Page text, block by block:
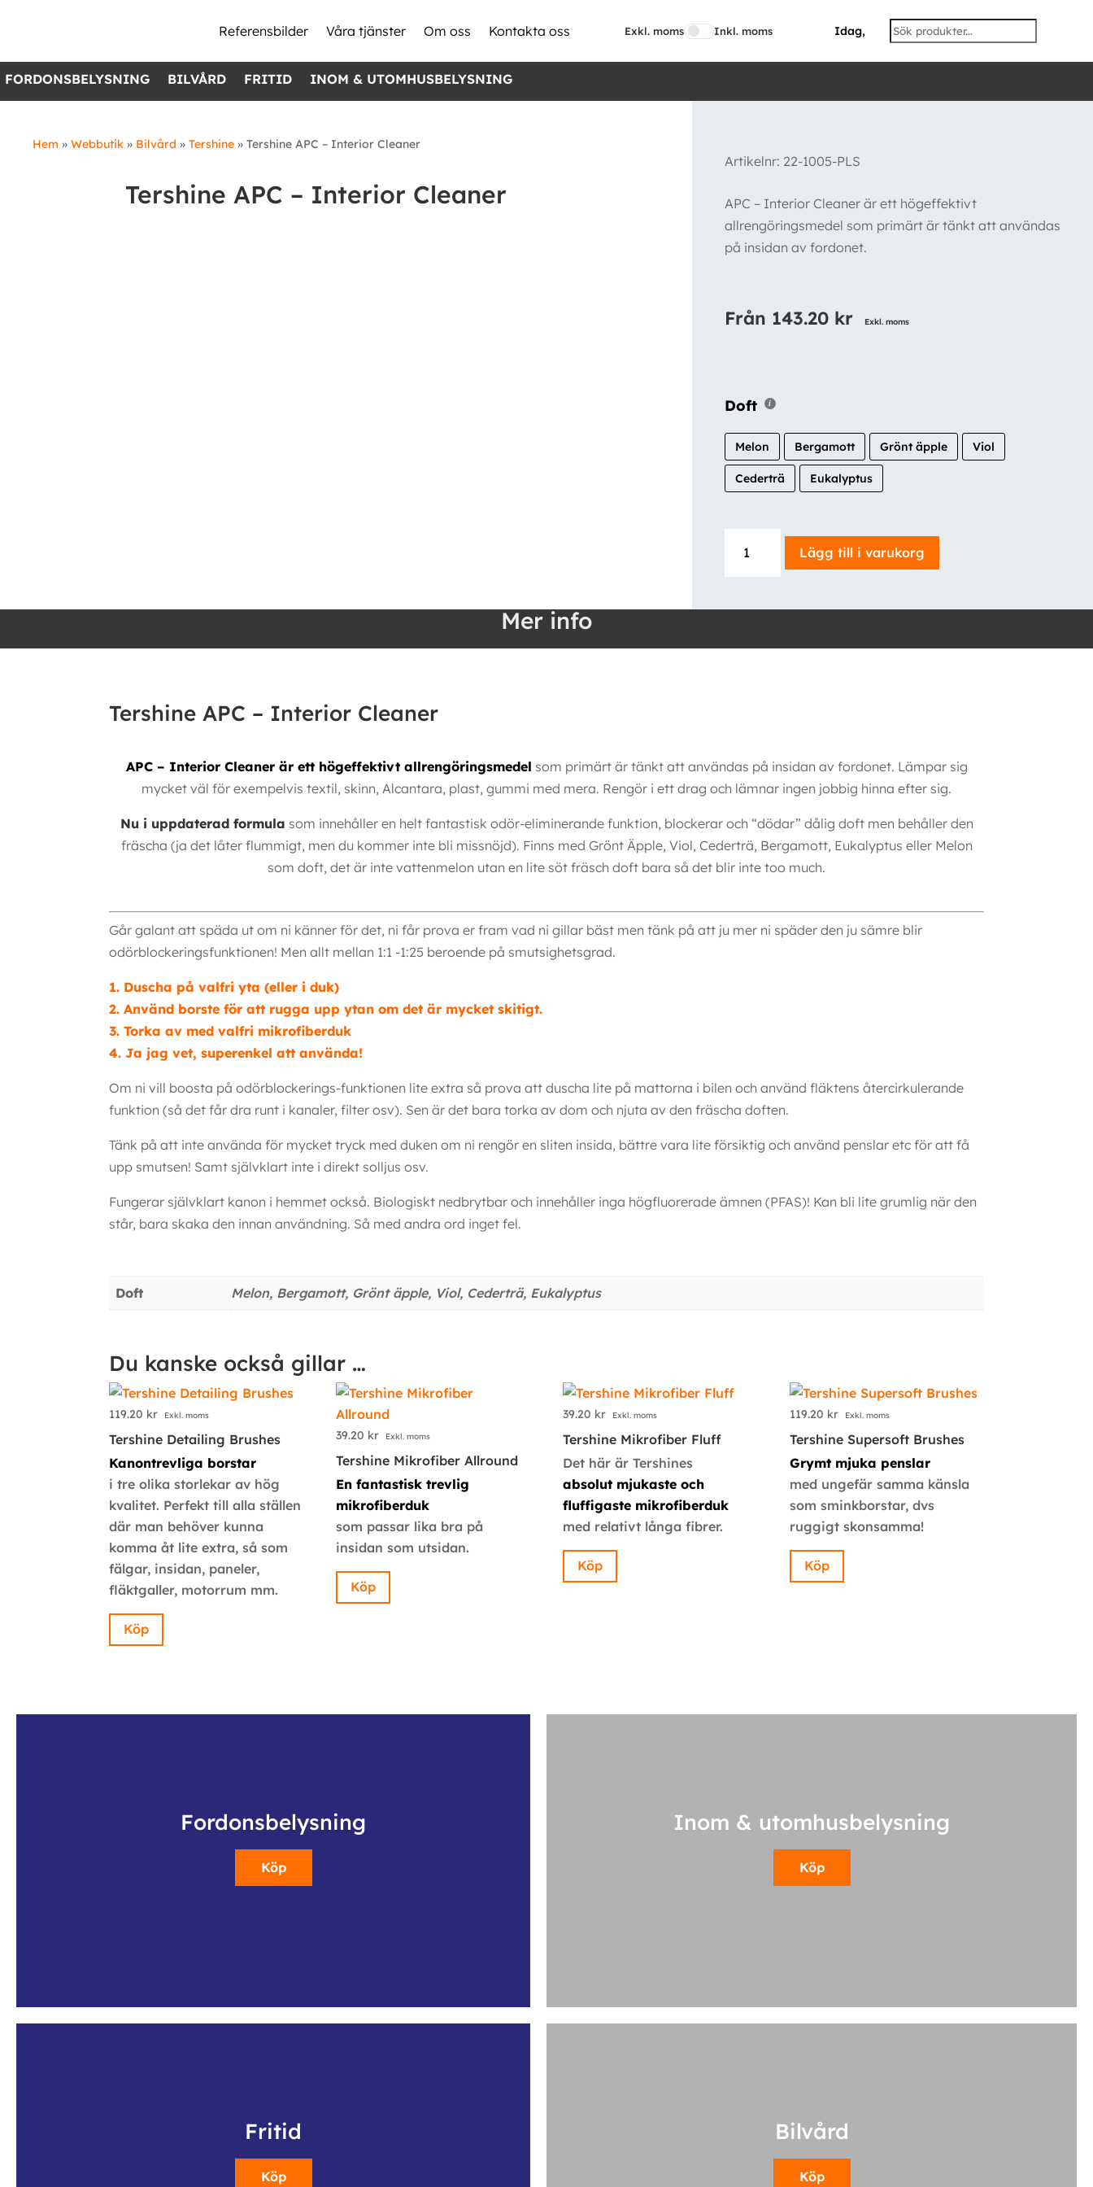
Referensbilder Våra tjänster Om oss Kontakta oss Exkl. moms Inkl. moms Idag,
FORDONSBELYSNING BILVÅRD FRITID INOM & UTOMHUSBELYSNING
Hem » Webbutik » Bilvård » Tershine » Tershine APC – Interior Cleaner
Tershine APC – Interior Cleaner
Artikelnr: 22-1005-PLS
APC – Interior Cleaner är ett högeffektivt
allrengöringsmedel som primärt är tänkt att användas
på insidan av fordonet.
Från 143.20 kr Exkl. moms
Doft
Melon Bergamott Grönt äpple Viol
Cederträ Eukalyptus
APC
mängd
Lägg till i varukorg
Mer info
Tershine APC – Interior Cleaner
APC – Interior Cleaner är ett högeffektivt allrengöringsmedel som primärt är tänkt att användas på insidan av fordonet. Lämpar sig
mycket väl för exempelvis textil, skinn, Alcantara, plast, gummi med mera. Rengör i ett drag och lämnar ingen jobbig hinna efter sig.
Nu i uppdaterad formula som innehåller en helt fantastisk odör-eliminerande funktion, blockerar och “dödar” dålig doft men behåller den
fräscha (ja det låter flummigt, men du kommer inte bli missnöjd). Finns med Grönt Äpple, Viol, Cederträ, Bergamott, Eukalyptus eller Melon
som doft, det är inte vattenmelon utan en lite söt fräsch doft bara så det blir inte too much.
Går galant att späda ut om ni känner för det, ni får prova er fram vad ni gillar bäst men tänk på att ju mer ni späder den ju sämre blir
odörblockeringsfunktionen! Men allt mellan 1:1 -1:25 beroende på smutsighetsgrad.
1. Duscha på valfri yta (eller i duk)
2. Använd borste för att rugga upp ytan om det är mycket skitigt.
3. Torka av med valfri mikrofiberduk
4. Ja jag vet, superenkel att använda!
Om ni vill boosta på odörblockerings-funktionen lite extra så prova att duscha lite på mattorna i bilen och använd fläktens återcirkulerande
funktion (så det får dra runt i kanaler, filter osv). Sen är det bara torka av dom och njuta av den fräscha doften.
Tänk på att inte använda för mycket tryck med duken om ni rengör en sliten insida, bättre vara lite försiktig och använd penslar etc för att få
upp smutsen! Samt självklart inte i direkt solljus osv.
Fungerar självklart kanon i hemmet också. Biologiskt nedbrytbar och innehåller inga högfluorerade ämnen (PFAS)! Kan bli lite grumlig när den
står, bara skaka den innan användning. Så med andra ord inget fel.
Doft Melon, Bergamott, Grönt äpple, Viol, Cederträ, Eukalyptus
Du kanske också gillar …
119.20 kr Exkl. moms
Tershine Detailing Brushes
Kanontrevliga borstar
i tre olika storlekar av hög
kvalitet. Perfekt till alla ställen
där man behöver kunna
komma åt lite extra, så som
fälgar, insidan, paneler,
fläktgaller, motorrum mm.
Köp
39.20 kr Exkl. moms
Tershine Mikrofiber Allround
En fantastisk trevlig
mikrofiberduk
som passar lika bra på
insidan som utsidan.
Köp
39.20 kr Exkl. moms
Tershine Mikrofiber Fluff
Det här är Tershines
absolut mjukaste och
fluffigaste mikrofiberduk
med relativt långa fibrer.
Köp
119.20 kr Exkl. moms
Tershine Supersoft Brushes
Grymt mjuka penslar
med ungefär samma känsla
som sminkborstar, dvs
ruggigt skonsamma!
Köp
Fordonsbelysning
Köp
Inom & utomhusbelysning
Köp
Fritid
Köp
Bilvård
Köp